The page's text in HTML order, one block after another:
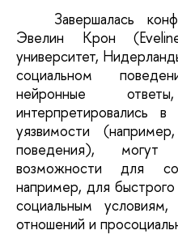
Завершалась
Эвелин Крон
университет,
социальном
нейронные
интерпретировались
уязвимости
поведения), могут
возможности для
например, для
социальным
отношений и